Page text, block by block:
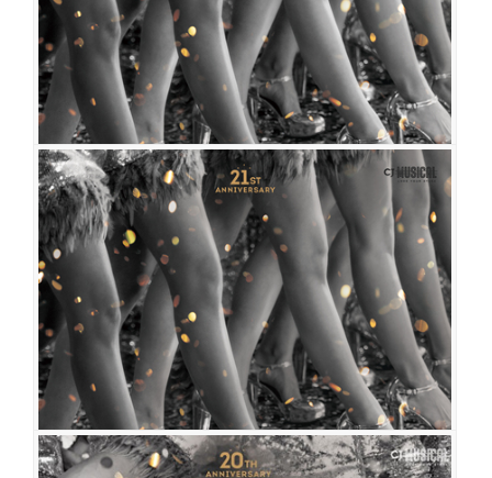
브로드웨이 42번가
공연일시
2022-11-05 ~ 2023-01-15
공연장
예술의전당 CJ토월극장
출연진
송일국 이종혁 정영주배해선 신영숙 전수경 홍지민오소연
유낙원
강동호이주순 오세준 서성종 김호 임기홍 조용수 최영민김성수
우종웅이효진 박정윤 최지혜